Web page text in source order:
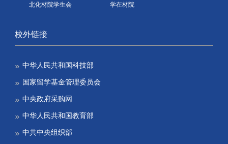
北化材院学生会 学在材院
校外链接
中华人民共和国科技部
国家留学基金管理委员会
中央政府采购网
中华人民共和国教育部
中共中央组织部